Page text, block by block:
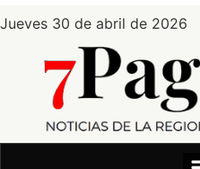
Jueves 30 de abril de 2026